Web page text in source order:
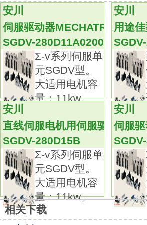
合。
主回路与控制回路的电源完全
报警时可只关断主回路电源，
280D11A020000
参数设定器内置。
由伺服驱动器本体可直接输入
节省配线。
采用了串行编码器，编码器配
少了1/2。
多合一控制：利用参数切换可
置、速度控制。大容量
额定输出：30KW。
电压：三相AC200V。
串行编码器：20位增量型。
额定转速：1500r/min。
主要机械构造：支脚安装型、
安川
伺服驱动器MECHATROLINK-
SGDV-280D11A020000
Σ-v系列伺服单
元SGDV型。
大适用电机容
量：11kw。
安川
用途
安川
直线伺服电机用伺服驱动器
SGDV-280D15B
Σ-v系列伺服单
元SGDV型。
大适用电机容
量：11kw。
安川
伺服
相关下载